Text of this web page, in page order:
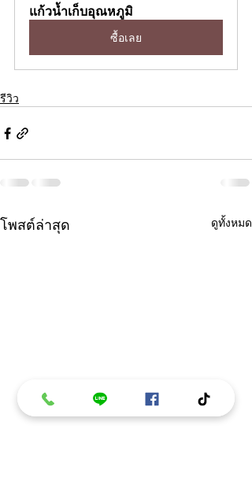
แก้วน้ำเก็บอุณหภูมิ
ซื้อเลย
รีวิว
โพสต์ล่าสุด ดูทั้งหมด